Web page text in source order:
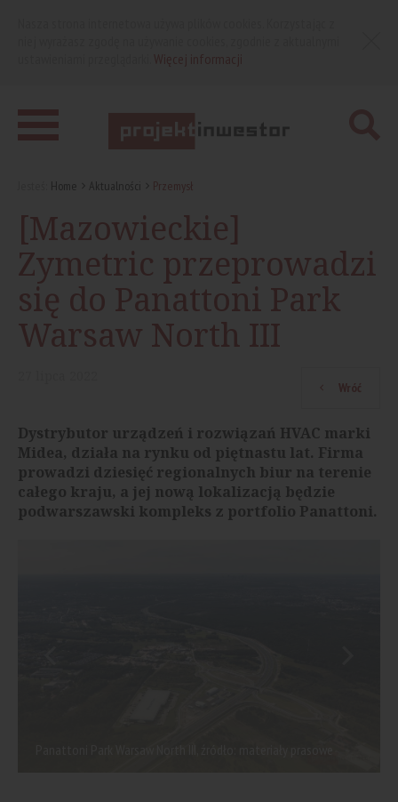
Home Aktualności Przemysł
[Mazowieckie]
Zymetric przeprowadzi
się do Panattoni Park
Warsaw North III
Wróć
Dystrybutor urządzeń i rozwiązań HVAC marki
Midea, działa na rynku od piętnastu lat. Firma
prowadzi dziesięć regionalnych biur na terenie
całego kraju, a jej nową lokalizacją będzie
podwarszawski kompleks z portfolio Panattoni.